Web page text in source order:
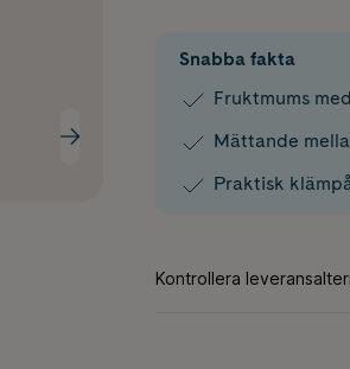
Snabba fakta
Fruktmums
Mättande
Praktisk